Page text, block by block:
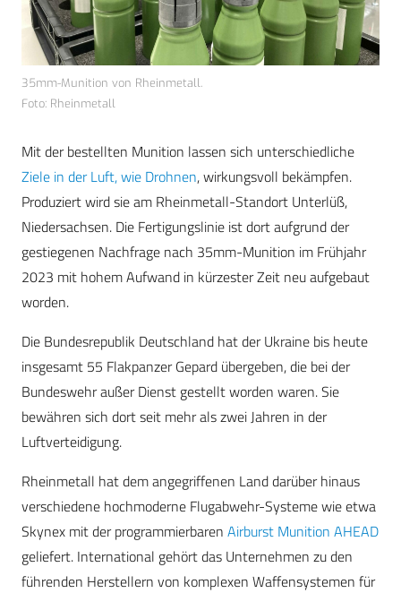
35mm-Munition von Rheinmetall.
Foto: Rheinmetall
Mit der bestellten Munition lassen sich unterschiedliche
Ziele in der Luft, wie Drohnen, wirkungsvoll bekämpfen.
Produziert wird sie am Rheinmetall-Standort Unterlüß,
Niedersachsen. Die Fertigungslinie ist dort aufgrund der
gestiegenen Nachfrage nach 35mm-Munition im Frühjahr
2023 mit hohem Aufwand in kürzester Zeit neu aufgebaut
worden.
Die Bundesrepublik Deutschland hat der Ukraine bis heute
insgesamt 55 Flakpanzer Gepard übergeben, die bei der
Bundeswehr außer Dienst gestellt worden waren. Sie
bewähren sich dort seit mehr als zwei Jahren in der
Luftverteidigung.
Rheinmetall hat dem angegriffenen Land darüber hinaus
verschiedene hochmoderne Flugabwehr-Systeme wie etwa
Skynex mit der programmierbaren Airburst Munition AHEAD
geliefert. International gehört das Unternehmen zu den
führenden Herstellern von komplexen Waffensystemen für